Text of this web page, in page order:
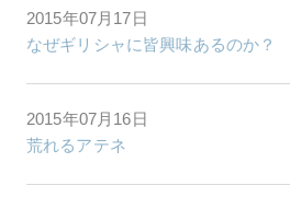
2015年07月17日
なぜギリシャに皆興味あるのか？
2015年07月16日
荒れるアテネ